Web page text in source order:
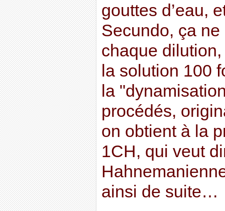
gouttes d’eau,
Secundo, ça
chaque
la solution 100
la
procédés,
on obtient à la
1CH, qui veut
ainsi de suite…